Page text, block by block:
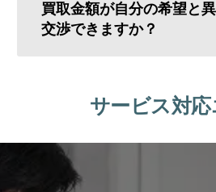
買取金額が自分の希望と
交渉できますか？
サービス対